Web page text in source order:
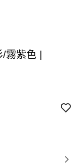
紫色 |